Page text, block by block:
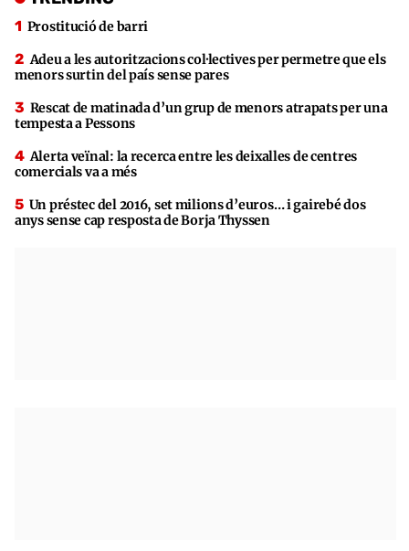
Prostitució de barri
Adeu a les autoritzacions col·lectives per permetre que els
menors surtin del país sense pares
Rescat de matinada d’un grup de menors atrapats per una
tempesta a Pessons
Alerta veïnal: la recerca entre les deixalles de centres
comercials va a més
Un préstec del 2016, set milions d’euros… i gairebé dos
anys sense cap resposta de Borja Thyssen